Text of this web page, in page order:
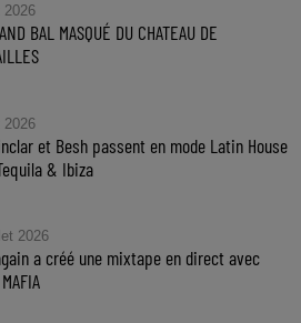
2026
BAL MASQUÉ DU CHATEAU DE
2026
et Besh passent en mode Latin House
& Ibiza
2026
a créé une mixtape en direct avec